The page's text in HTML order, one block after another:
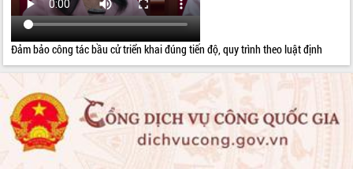
Đảm bảo công tác bầu cử triển khai đúng tiến độ, quy trình theo luật định